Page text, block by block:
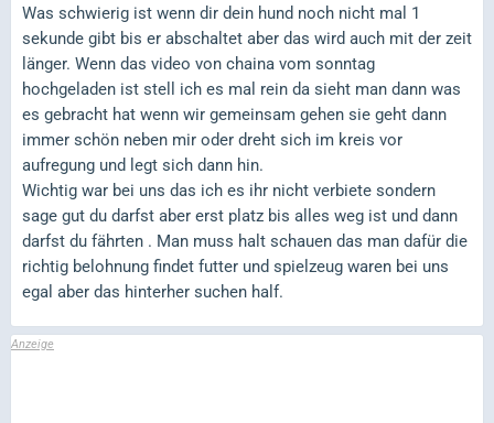
Was schwierig ist wenn dir dein hund noch nicht mal 1
sekunde gibt bis er abschaltet aber das wird auch mit der zeit
länger. Wenn das video von chaina vom sonntag
hochgeladen ist stell ich es mal rein da sieht man dann was
es gebracht hat wenn wir gemeinsam gehen sie geht dann
immer schön neben mir oder dreht sich im kreis vor
aufregung und legt sich dann hin.
Wichtig war bei uns das ich es ihr nicht verbiete sondern
sage gut du darfst aber erst platz bis alles weg ist und dann
darfst du fährten . Man muss halt schauen das man dafür die
richtig belohnung findet futter und spielzeug waren bei uns
egal aber das hinterher suchen half.